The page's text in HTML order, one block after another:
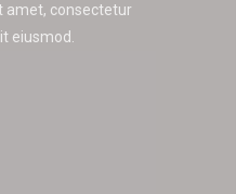
amet, consectetur
eiusmod.